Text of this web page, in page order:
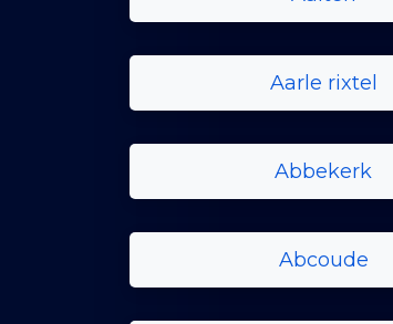
Aarle rixtel
Abbekerk
Abcoude